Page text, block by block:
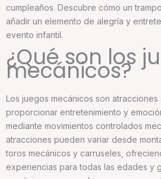
cumpleaños. Descubre cómo un
añadir un elemento de alegría y
evento infantil.
¿Qué son los
mecánicos?
Los juegos mecánicos son atracciones
proporcionar entretenimiento y
mediante movimientos controlados
atracciones pueden variar desde
toros mecánicos y carruseles,
experiencias para todas las edades y